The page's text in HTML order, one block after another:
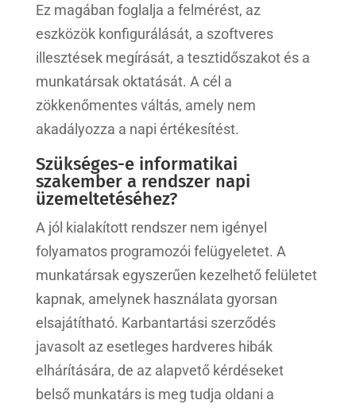
Ez magában foglalja a felmérést, az
eszközök konfigurálását, a szoftveres
illesztések megírását, a tesztidőszakot és a
munkatársak oktatását. A cél a
zökkenőmentes váltás, amely nem
akadályozza a napi értékesítést.
Szükséges-e informatikai
szakember a rendszer napi
üzemeltetéséhez?
A jól kialakított rendszer nem igényel
folyamatos programozói felügyeletet. A
munkatársak egyszerűen kezelhető felületet
kapnak, amelynek használata gyorsan
elsajátítható. Karbantartási szerződés
javasolt az esetleges hardveres hibák
elhárítására, de az alapvető kérdéseket
belső munkatárs is meg tudja oldani a